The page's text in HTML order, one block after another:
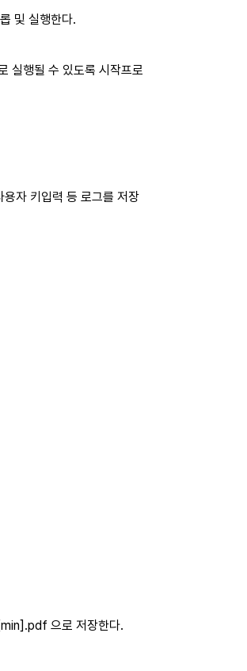
및 실행한다.
실행될 수 있도록 시작프로
자 키입력 등 로그를 저장
으로 저장한다.